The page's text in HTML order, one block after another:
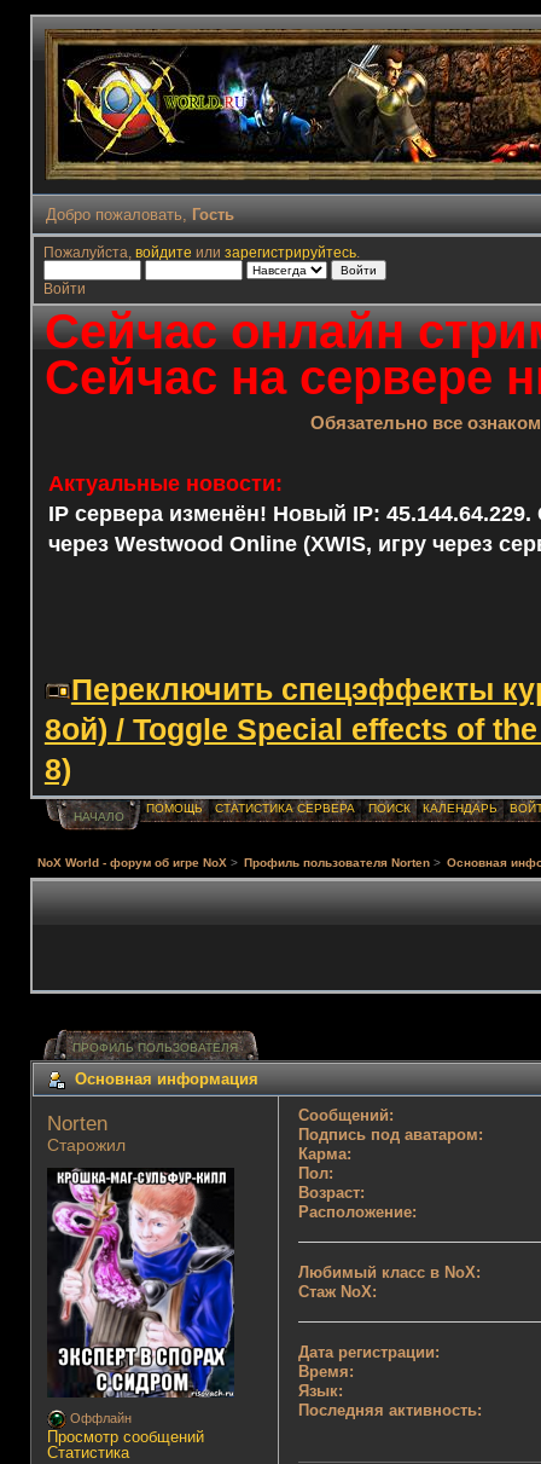
Добро пожаловать, Гость
Пожалуйста, войдите или зарегистрируйтесь.
Войти
Сейчас онлайн
Сейчас на сервере
Обязательно все
Актуальные новости:
IP сервера изменён! Новый IP: 45.144.64.229.
через Westwood Online (XWIS, игру через
Переключить спецэффекты
8ой) / Toggle Special effects of
8)
НАЧАЛО
ПОМОЩЬ СТАТИСТИКА СЕРВЕРА ПОИСК КАЛЕНДАРЬ
NoX World - форум об игре NoX > Профиль пользователя Norten > Основная
ПРОФИЛЬ ПОЛЬЗОВАТЕЛЯ
Основная информация
Norten
Старожил
Оффлайн
Просмотр сообщений
Статистика
Сообщений:
Подпись под аватаром:
Карма:
Пол:
Возраст:
Расположение:
Любимый класс в NoX:
Стаж NoX:
Дата регистрации:
Время:
Язык:
Последняя активность: